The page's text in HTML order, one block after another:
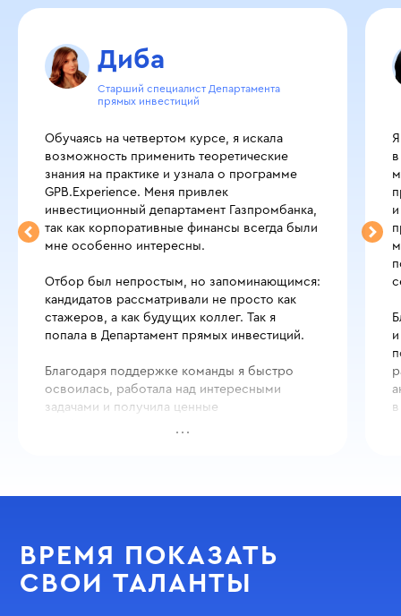
Диба
Старший специалист Департамента
прямых инвестиций
Обучаясь на четвертом курсе, я искала
возможность применить теоретические
знания на практике и узнала о программе
GPB.Experience. Меня привлек
инвестиционный департамент Газпромбанка,
так как корпоративные финансы всегда были
мне особенно интересны.
Отбор был непростым, но запоминающимся:
кандидатов рассматривали не просто как
стажеров, а как будущих коллег. Так я
попала в Департамент прямых инвестиций.
Благодаря поддержке команды я быстро
освоилась, работала над интересными
задачами и получила ценные
стажировке в Газпромбанке за этот старт.
ВРЕМЯ ПОКАЗАТЬ
СВОИ ТАЛАНТЫ